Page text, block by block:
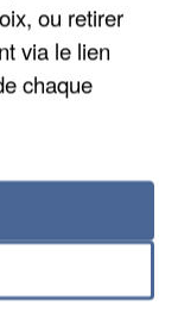
LES REFUGES
ou retirer
via le lien
chaque